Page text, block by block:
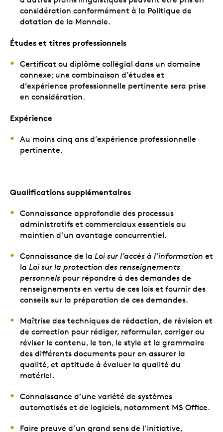
considération conformément à la Politique de
dotation de la Monnaie.
Études et titres professionnels
Certificat ou diplôme collégial dans un domaine
connexe; une combinaison d’études et
d’expérience professionnelle pertinente sera prise
en considération.
Expérience
Au moins cinq ans d’expérience professionnelle
pertinente.
Qualifications supplémentaires
Connaissance approfondie des processus
administratifs et commerciaux essentiels au
maintien d’un avantage concurrentiel.
Connaissance de la Loi sur l’accès à l’information et
la Loi sur la protection des renseignements
personnels pour répondre à des demandes de
renseignements en vertu de ces lois et fournir des
conseils sur la préparation de ces demandes.
Maîtrise des techniques de rédaction, de révision et
de correction pour rédiger, reformuler, corriger ou
réviser le contenu, le ton, le style et la grammaire
des différents documents pour en assurer la
qualité, et aptitude à évaluer la qualité du
matériel.
Connaissance d’une variété de systèmes
automatisés et de logiciels, notamment MS Office.
Faire preuve d’un grand sens de l’initiative,